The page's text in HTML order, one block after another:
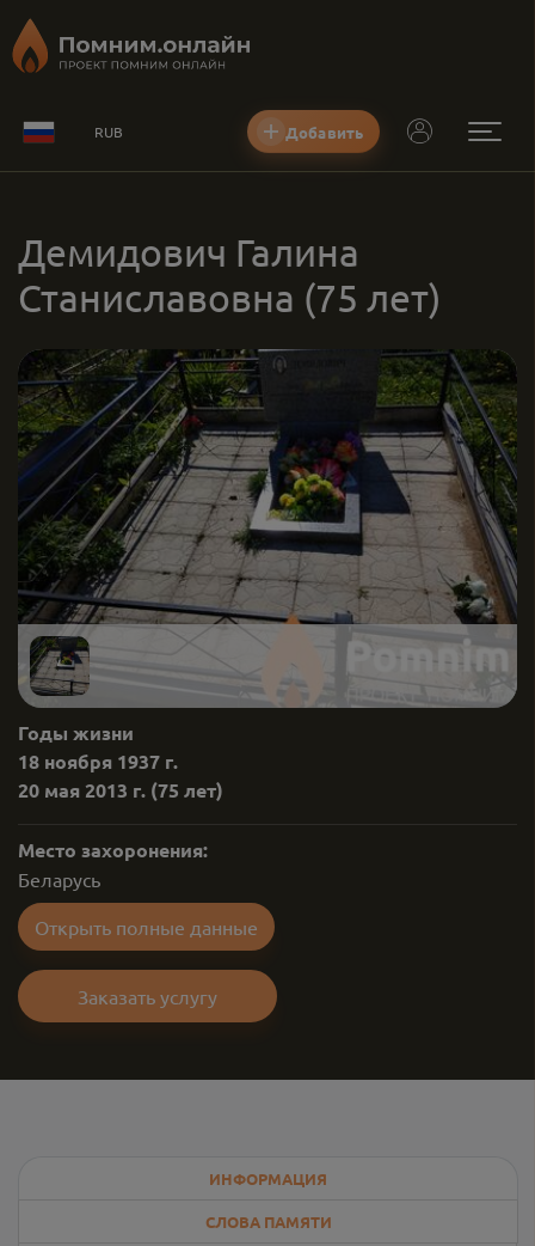
RUB Добавить
Демидович Галина
Станиславовна (75 лет)
Годы жизни
18 ноября 1937 г.
20 мая 2013 г. (75 лет)
Место захоронения:
Беларусь
Открыть полные данные
Заказать услугу
ИНФОРМАЦИЯ
СЛОВА ПАМЯТИ